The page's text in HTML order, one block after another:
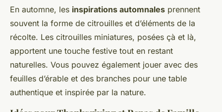
En automne, les inspirations automnales prennent
souvent la forme de citrouilles et d’éléments de la
récolte. Les citrouilles miniatures, posées çà et là,
apportent une touche festive tout en restant
naturelles. Vous pouvez également jouer avec des
feuilles d’érable et des branches pour une table
authentique et inspirée par la nature.